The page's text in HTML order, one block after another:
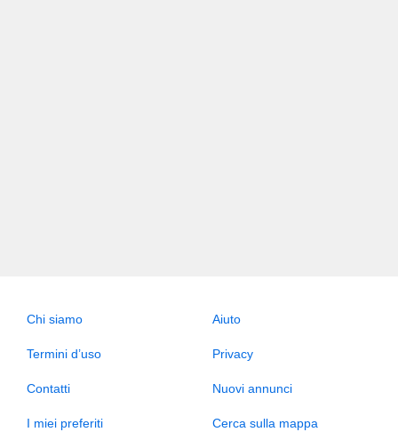
Chi siamo Aiuto
Termini d’uso Privacy
Contatti Nuovi annunci
I miei preferiti Cerca sulla mappa